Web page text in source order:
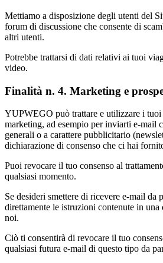
Mettiamo a disposizione degli utenti del
forum di discussione che consente di
altri utenti.
Potrebbe trattarsi di dati relativi ai tuoi
video.
Finalità n. 4. Marketing e
YUPWEGO può trattare e utilizzare i
marketing, ad esempio per inviarti e-mail
generali o a carattere pubblicitario
dichiarazione di consenso che ci hai
Puoi revocare il tuo consenso al
qualsiasi momento.
Se desideri smettere di ricevere e-mail da
direttamente le istruzioni contenute in
noi.
Ciò ti consentirà di revocare il tuo
qualsiasi futura e-mail di questo tipo da